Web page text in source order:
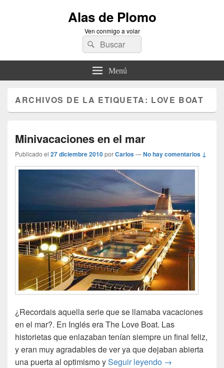
Alas de Plomo
Ven conmigo a volar
Buscar
por:
Buscar
Menú
ARCHIVOS DE LA ETIQUETA: LOVE BOAT
Minivacaciones en el mar
Publicado el 27 diciembre 2010porCarlos—No hay comentarios ↓
¿Recordais aquella serie que se llamaba vacaciones
en el mar?. En Inglés era The Love Boat. Las
historietas que enlazaban tenían siempre un final feliz,
y eran muy agradables de ver ya que dejaban abierta
una puerta al optimismo ySeguir leyendo Minivacaciones
→